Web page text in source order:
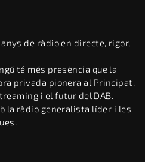
anys de ràdio en directe, rigor,
té més presència que la
privada pionera al Principat,
i el futur del DAB.
la ràdio generalista líder i les